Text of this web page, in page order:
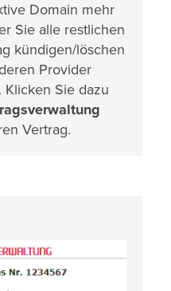
Domain mehr
Sie alle restlichen
kündigen/löschen
Provider
Sie dazu
Vertrag.